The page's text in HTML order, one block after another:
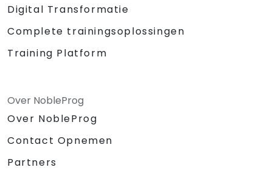
Digital Transformatie
Complete trainingsoplossingen
Training Platform
Over NobleProg
Over NobleProg
Contact Opnemen
Partners